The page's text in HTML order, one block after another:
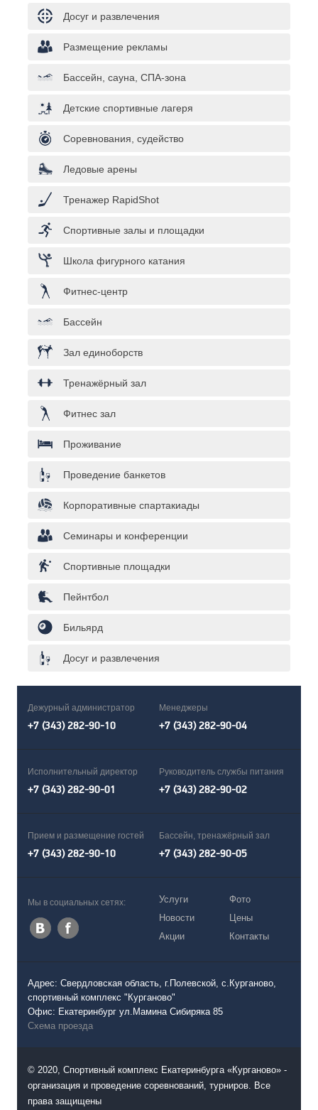
Досуг и развлечения
Размещение рекламы
Бассейн, сауна, СПА-зона
Детские спортивные лагеря
Соревнования, судейство
Ледовые арены
Тренажер RapidShot
Спортивные залы и площадки
Школа фигурного катания
Фитнес-центр
Бассейн
Зал единоборств
Тренажёрный зал
Фитнес зал
Проживание
Проведение банкетов
Корпоративные спартакиады
Семинары и конференции
Спортивные площадки
Пейнтбол
Бильярд
Досуг и развлечения
Дежурный администратор
+7 (343) 282-90-10
Менеджеры
+7 (343) 282-90-04
Исполнительный директор
+7 (343) 282-90-01
Руководитель службы питания
+7 (343) 282-90-02
Прием и размещение гостей
+7 (343) 282-90-10
Бассейн, тренажёрный зал
+7 (343) 282-90-05
Мы в социальных сетях:
Услуги
Новости
Акции
Фото
Цены
Контакты
Адрес: Свердловская область, г.Полевской, с.Курганово,
спортивный комплекс "Курганово"
Офис: Екатеринбург ул.Мамина Сибиряка 85
Схема проезда
© 2020, Спортивный комплекс Екатеринбурга «Курганово» -
организация и проведение соревнований, турниров. Все
права защищены